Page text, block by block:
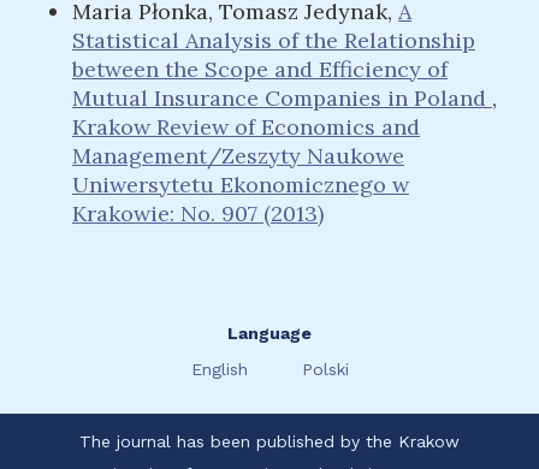
Maria Płonka, Tomasz Jedynak, A
Statistical Analysis of the Relationship
between the Scope and Efficiency of
Mutual Insurance Companies in Poland ,
Krakow Review of Economics and
Management/Zeszyty Naukowe
Uniwersytetu Ekonomicznego w
Krakowie: No. 907 (2013)
Language
English
Polski
The journal has been published by the Krakow